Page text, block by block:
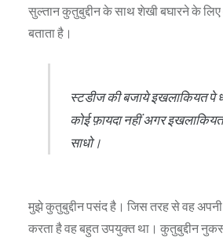
सुल्तान कुतुबुद्दीन के साथ शेखी बघारने के
बताता है।
स्टडीज की बजाये इखलाकियत पे
कोई फ़ायदा नहीं अगर
साधो।
मुझे कुतुबुद्दीन पसंद है। जिस तरह से वह अपनी
करता है वह बहुत उपयुक्त था। कुतुबुद्दीन